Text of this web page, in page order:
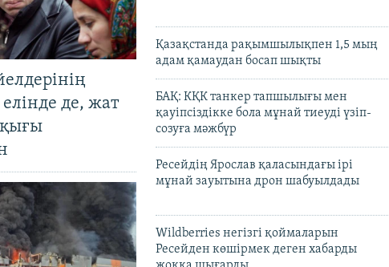
де, жат
Қазақстанда рақымшылықпен 1,5 мың
адам қамаудан босап шықты
БАҚ: КҚК танкер тапшылығы мен
қауіпсіздікке бола мұнай тиеуді үзіп-
созуға мәжбүр
Ресейдің Ярослав қаласындағы ірі
мұнай зауытына дрон шабуылдады
Wildberries негізгі қоймаларын
Ресейден көшірмек деген хабарды